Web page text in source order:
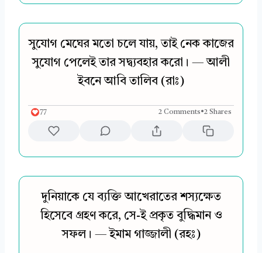
সুযোগ মেঘের মতো চলে যায়, তাই নেক কাজের
সুযোগ পেলেই তার সদ্ব্যবহার করো। — আলী
ইবনে আবি তালিব (রাঃ)
77 2 Comments•2 Shares
দুনিয়াকে যে ব্যক্তি আখেরাতের শস্যক্ষেত
হিসেবে গ্রহণ করে, সে-ই প্রকৃত বুদ্ধিমান ও
সফল। — ইমাম গাজ্জালী (রহঃ)